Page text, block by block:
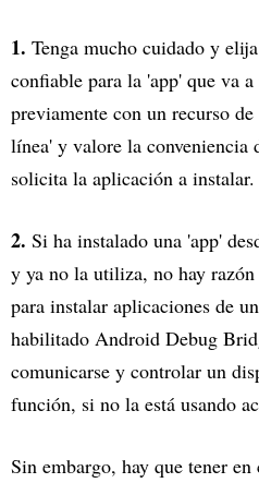
1. Tenga mucho cuidado y
confiable para la 'app' que va
previamente con un recurso
línea' y valore la conveniencia
solicita la aplicación a instalar.
2. Si ha instalado una 'app'
y ya no la utiliza, no hay
para instalar aplicaciones de
habilitado Android Debug
comunicarse y controlar un
función, si no la está usando
Sin embargo, hay que tener